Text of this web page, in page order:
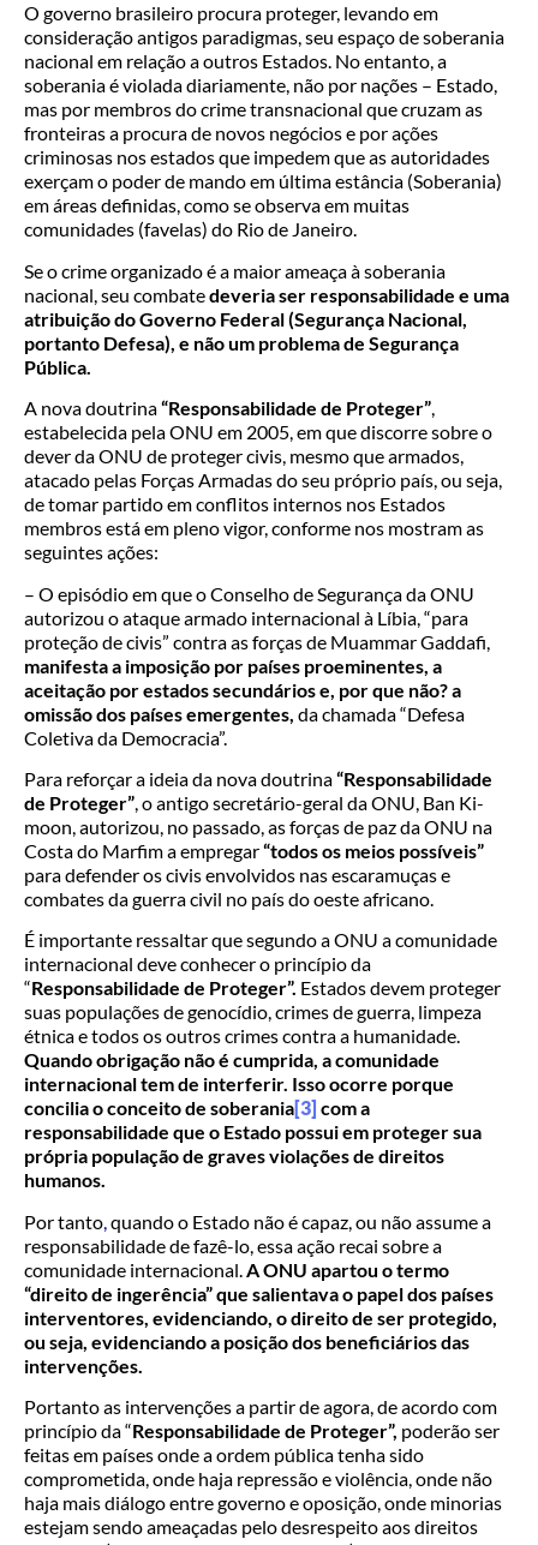
O governo brasileiro procura proteger, levando em
consideração antigos paradigmas, seu espaço de soberania
nacional em relação a outros Estados. No entanto, a
soberania é violada diariamente, não por nações – Estado,
mas por membros do crime transnacional que cruzam as
fronteiras a procura de novos negócios e por ações
criminosas nos estados que impedem que as autoridades
exerçam o poder de mando em última estância (Soberania)
em áreas definidas, como se observa em muitas
comunidades (favelas) do Rio de Janeiro.
Se o crime organizado é a maior ameaça à soberania
nacional, seu combatedeveria ser responsabilidade e uma
atribuição do Governo Federal (Segurança Nacional,
portanto Defesa), e não um problema de Segurança
Pública.
A nova doutrina“Responsabilidade de Proteger”,
estabelecida pela ONU em 2005, em que discorre sobre o
dever da ONU de proteger civis, mesmo que armados,
atacado pelas Forças Armadas do seu próprio país, ou seja,
de tomar partido em conflitos internos nos Estados
membros está em pleno vigor, conforme nos mostram as
seguintes ações:
– O episódio em que o Conselho de Segurança da ONU
autorizou o ataque armado internacional à Líbia, “para
proteção de civis” contra as forças de Muammar Gaddafi,
manifesta a imposição por países proeminentes, a
aceitação por estados secundários e, por que não? a
omissão dos países emergentes, da chamada “Defesa
Coletiva da Democracia”.
Para reforçar a ideia da nova doutrina“Responsabilidade
de Proteger”, o antigo secretário-geral da ONU, Ban Ki-
moon, autorizou, no passado, as forças de paz da ONU na
Costa do Marfim a empregar“todos os meios possíveis”
para defender os civis envolvidos nas escaramuças e
combates da guerra civil no país do oeste africano.
É importante ressaltar que segundo a ONU a comunidade
internacional deve conhecer o princípio da
“Responsabilidade de Proteger”. Estados devem proteger
suas populações de genocídio, crimes de guerra, limpeza
étnica e todos os outros crimes contra a humanidade.
Quando obrigação não é cumprida, a comunidade
internacional tem de interferir. Isso ocorre porque
concilia o conceito de soberania[3] com a
responsabilidade que o Estado possui em proteger sua
própria população de graves violações de direitos
humanos.
Por tanto,quando o Estado não é capaz, ou não assume a
responsabilidade de fazê-lo, essa ação recai sobre a
comunidade internacional.A ONU apartou o termo
“direito de ingerência” que salientava o papel dos países
interventores, evidenciando, o direito de ser protegido,
ou seja, evidenciando a posição dos beneficiários das
intervenções.
Portanto as intervenções a partir de agora, de acordo com
princípio da “Responsabilidade de Proteger”, poderão ser
feitas em países onde a ordem pública tenha sido
comprometida, onde haja repressão e violência, onde não
haja mais diálogo entre governo e oposição, onde minorias
estejam sendo ameaçadas pelo desrespeito aos direitos